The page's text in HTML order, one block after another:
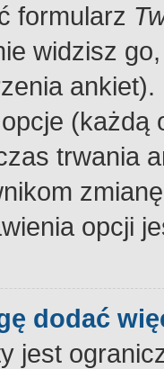
formularz
widzisz
trwania
opcji
dodać
jest